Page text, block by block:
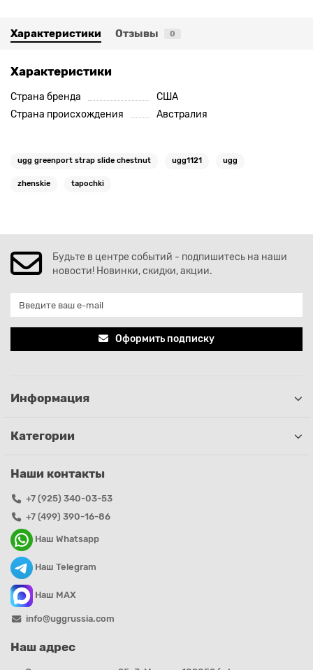
Характеристики Отзывы 0
Характеристики
Страна бренда
США
Страна происхождения
Австралия
ugg greenport strap slide chestnut ugg1121 ugg
zhenskie tapochki
Будьте в центре событий - подпишитесь на наши
новости! Новинки, скидки, акции.
Оформить подписку
Информация
Категории
Наши контакты
+7 (925) 340-03-53
+7 (499) 390-16-86
Наш Whatsapp
Наш Telegram
Наш MAX
info@uggrussia.com
Наш адрес